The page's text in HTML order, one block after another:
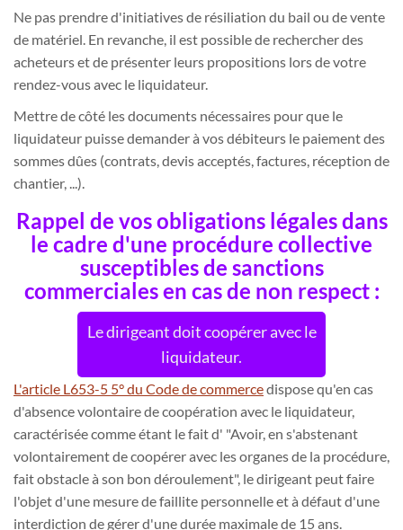
Ne pas prendre d'initiatives de résiliation du bail ou de vente
de matériel. En revanche, il est possible de rechercher des
acheteurs et de présenter leurs propositions lors de votre
rendez-vous avec le liquidateur.
Mettre de côté les documents nécessaires pour que le
liquidateur puisse demander à vos débiteurs le paiement des
sommes dûes (contrats, devis acceptés, factures, réception de
chantier, ...).
Rappel de vos obligations légales dans
le cadre d'une procédure collective
susceptibles de sanctions
commerciales en cas de non respect :
Le dirigeant doit coopérer avec le
liquidateur.
L'article L653-5 5° du Code de commercedispose qu'en cas
d'absence volontaire de coopération avec le liquidateur,
caractérisée comme étant le fait d' "Avoir, en s'abstenant
volontairement de coopérer avec les organes de la procédure,
fait obstacle à son bon déroulement", le dirigeant peut faire
l'objet d'une mesure de faillite personnelle et à défaut d'une
interdiction de gérer d'une durée maximale de 15 ans.